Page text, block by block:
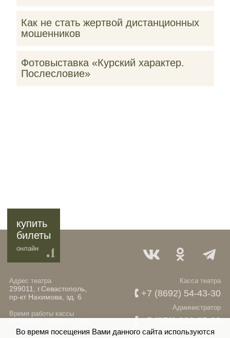
Как не стать жертвой дистанционных
мошенников
Фотовыставка «Курский характер.
Послесловие»
купить
билеты
онлайн
Касса театра
+7 (8692) 54-43-30
Администратор
+7 (978) 920-85-86
Адрес театра
299011, г.Севастополь,
пр-кт Нахимова, зд. 6
Время работы кассы
Во время посещения Вами данного сайта используются